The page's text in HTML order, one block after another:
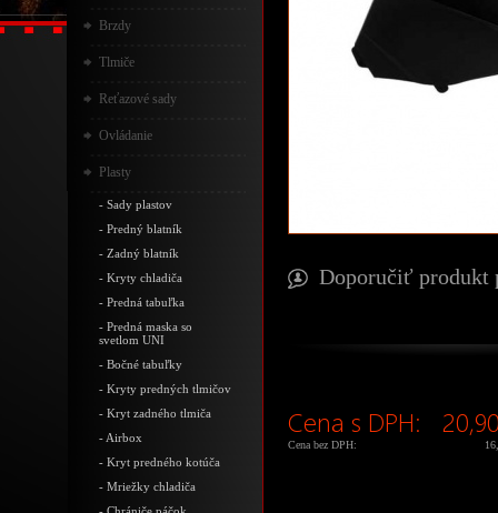
Doporučiť produkt
Cena s DPH:
Cena bez DPH:
Brzdy
Tlmiče
Reťazové sady
Ovládanie
Plasty
- Sady plastov
- Predný blatník
- Zadný blatník
- Kryty chladiča
- Predná tabuľka
- Predná maska so
svetlom UNI
- Bočné tabuľky
- Kryty predných tlmičov
- Kryt zadného tlmiča
- Airbox
- Kryt predného kotúča
- Mriežky chladiča